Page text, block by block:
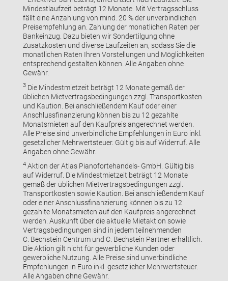
Mindestlaufzeit beträgt 12 Monate. Mit Vertragsschluss
fällt eine Anzahlung von mind. 20 % der unverbindlichen
Preisempfehlung an. Zahlung der monatlichen Raten per
Bankeinzug. Dazu bieten wir Sondertilgung ohne
Zusatzkosten und diverse Laufzeiten an, sodass Sie die
monatlichen Raten Ihren Vorstellungen und Möglichkeiten
entsprechend gestalten können. Alle Angaben ohne
Gewähr.
3Die Mindestmietzeit beträgt 12 Monate gemäß der
üblichen Mietvertragsbedingungen zzgl. Transportkosten
und Kaution. Bei anschließendem Kauf oder einer
Anschlussfinanzierung können bis zu 12 gezahlte
Monatsmieten auf den Kaufpreis angerechnet werden.
Alle Preise sind unverbindliche Empfehlungen in Euro inkl.
gesetzlicher Mehrwertsteuer. Gültig bis auf Widerruf. Alle
Angaben ohne Gewähr.
4Aktion der Atlas Pianofortehandels- GmbH. Gültig bis
auf Widerruf. Die Mindestmietzeit beträgt 12 Monate
gemäß der üblichen Mietvertragsbedingungen zzgl.
Transportkosten sowie Kaution. Bei anschließendem Kauf
oder einer Anschlussfinanzierung können bis zu 12
gezahlte Monatsmieten auf den Kaufpreis angerechnet
werden. Auskunft über die aktuelle Mietaktion sowie
Vertragsbedingungen sind in jedem teilnehmenden
C. Bechstein Centrum und C. Bechstein Partner erhältlich.
Die Aktion gilt nicht für gewerbliche Kunden oder
gewerbliche Nutzung. Alle Preise sind unverbindliche
Empfehlungen in Euro inkl. gesetzlicher Mehrwertsteuer.
Alle Angaben ohne Gewähr.